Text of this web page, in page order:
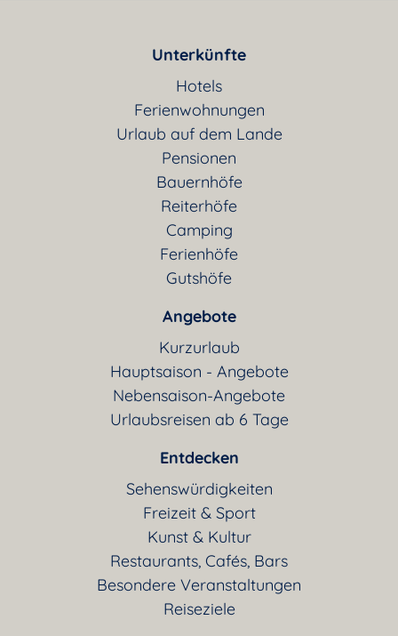
Unterkünfte
Hotels
Ferienwohnungen
Urlaub auf dem Lande
Pensionen
Bauernhöfe
Reiterhöfe
Camping
Ferienhöfe
Gutshöfe
Angebote
Kurzurlaub
Hauptsaison - Angebote
Nebensaison-Angebote
Urlaubsreisen ab 6 Tage
Entdecken
Sehenswürdigkeiten
Freizeit & Sport
Kunst & Kultur
Restaurants, Cafés, Bars
Besondere Veranstaltungen
Reiseziele